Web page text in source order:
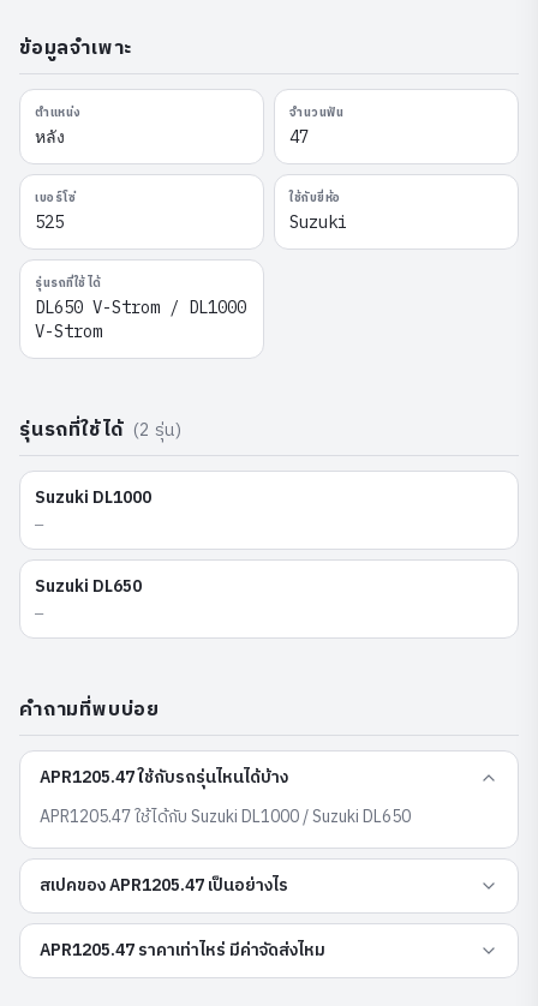
ข้อมูลจำเพาะ
ตำแหน่ง
หลัง
จำนวนฟัน
47
เบอร์โซ่
525
ใช้กับยี่ห้อ
Suzuki
รุ่นรถที่ใช้ได้
DL650 V-Strom / DL1000
V-Strom
รุ่นรถที่ใช้ได้ (2 รุ่น)
Suzuki DL1000
—
Suzuki DL650
—
คำถามที่พบบ่อย
APR1205.47 ใช้กับรถรุ่นไหนได้บ้าง
APR1205.47 ใช้ได้กับ Suzuki DL1000 / Suzuki DL650
สเปคของ APR1205.47 เป็นอย่างไร
APR1205.47 ราคาเท่าไหร่ มีค่าจัดส่งไหม